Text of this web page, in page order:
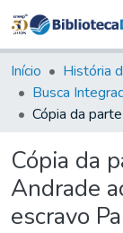
Início História
Busca
Cópia da
Andrade
escravo